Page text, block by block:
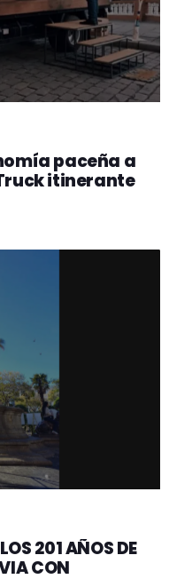
paceña a
itinerante
201 AÑOS DE
CON